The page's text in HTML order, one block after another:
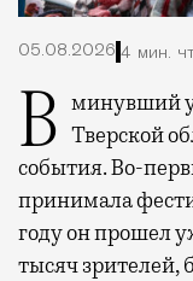
05.08.2026 4 мин.
В минувший уикенд маленькая Старица в Тверской
события. Во-
принимала
году он прошел
тысяч зрителей,